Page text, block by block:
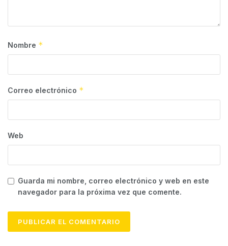
Nombre *
Correo electrónico *
Web
Guarda mi nombre, correo electrónico y web en este
navegador para la próxima vez que comente.